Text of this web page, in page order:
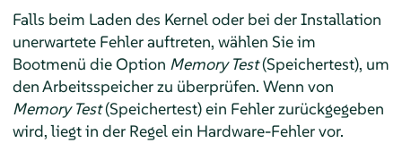
Falls beim Laden des Kernel oder bei der Installation
unerwartete Fehler auftreten, wählen Sie im
Bootmenü die Option Memory Test(Speichertest), um
den Arbeitsspeicher zu überprüfen. Wenn von
Memory Test(Speichertest) ein Fehler zurückgegeben
wird, liegt in der Regel ein Hardware-Fehler vor.